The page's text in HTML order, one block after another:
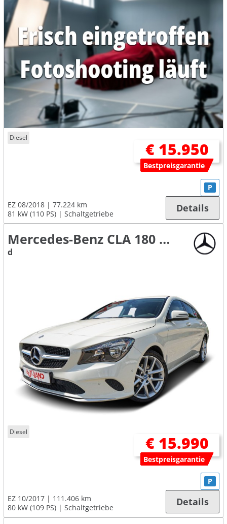
Diesel
€ 15.950
Bestpreisgarantie
EZ 08/2018
77.224 km
81 kW (110 PS)
Schaltgetriebe
P
Details
Mercedes-Benz CLA 180 Shooting Brake
d
Diesel
€ 15.990
Bestpreisgarantie
EZ 10/2017
111.406 km
80 kW (109 PS)
Schaltgetriebe
P
Details